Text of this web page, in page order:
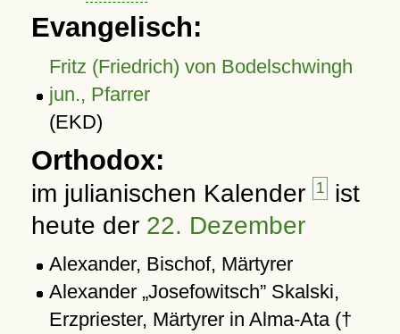
Evangelisch:
Fritz (Friedrich) von Bodelschwingh
jun., Pfarrer
(EKD)
Orthodox:
im julianischen Kalender 1 ist
heute der 22. Dezember
Alexander, Bischof, Märtyrer
Alexander Josefowitsch Skalski,
Erzpriester, Märtyrer in Alma-Ata (†